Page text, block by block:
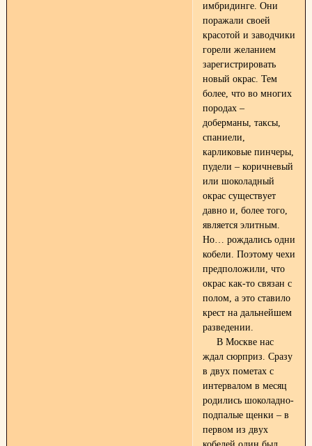
имбридинге. Они
поражали своей
красотой и заводчики
горели желанием
зарегистрировать
новый окрас. Тем
более, что во многих
породах –
доберманы, таксы,
спаниели,
карликовые пинчеры,
пудели – коричневый
или шоколадный
окрас существует
давно и, более того,
является элитным.
Но… рождались одни
кобели. Поэтому чехи
предположили, что
окрас как-то связан с
полом, а это ставило
крест на дальнейшем
разведении.
В Москве нас
ждал сюрприз. Сразу
в двух пометах с
интервалом в месяц
родились шоколадно-
подпалые щенки – в
первом из двух